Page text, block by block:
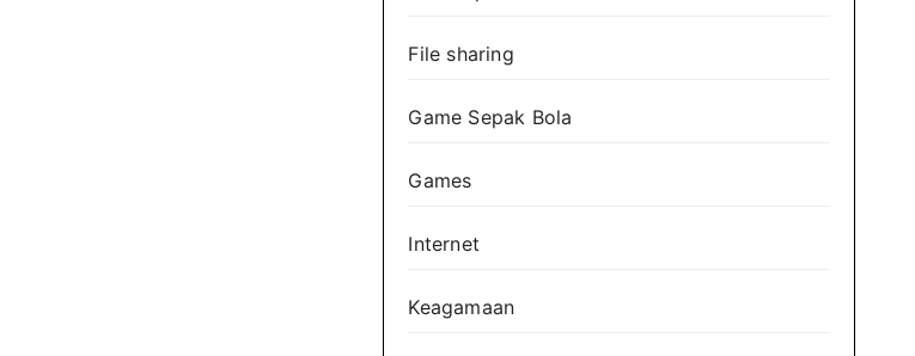
File sharing
Game Sepak Bola
Games
Internet
Keagamaan